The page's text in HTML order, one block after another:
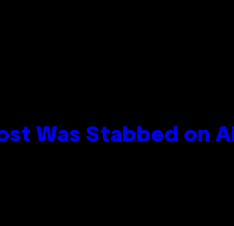
Was Stabbed on